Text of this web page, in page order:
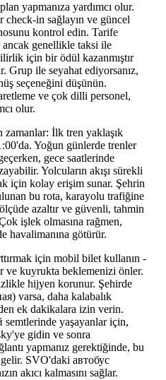
yapmanıza yardımcı olur.
check-in sağlayın ve güncel
kontrol edin. Tarife
genellikle taksi ile
için bir ödül kazanmıştır
Grup ile seyahat ediyorsanız,
seçeneğini düşünün.
ve çok dilli personel,
olur.
İlk tren yaklaşık
Yoğun günlerde trenler
gece saatlerinde
Yolcuların akışı sürekli
için kolay erişim sunar. Şehrin
bu rota, karayolu trafiğine
azaltır ve güvenli, tahmin
işlek olmasına rağmen,
havalimanına götürür.
için mobil bilet kullanın -
ve kuyrukta beklemenizi önler.
hijyen korunur. Şehirde
varsa, daha kalabalık
ek dakikalara izin verin.
yaşayanlar için,
gidin ve sonra
yapmanız gerektiğinde, bu
SVO'daki автобус
akıcı kalmasını sağlar.